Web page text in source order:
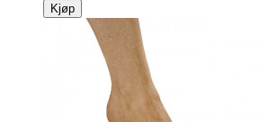
Kjøp